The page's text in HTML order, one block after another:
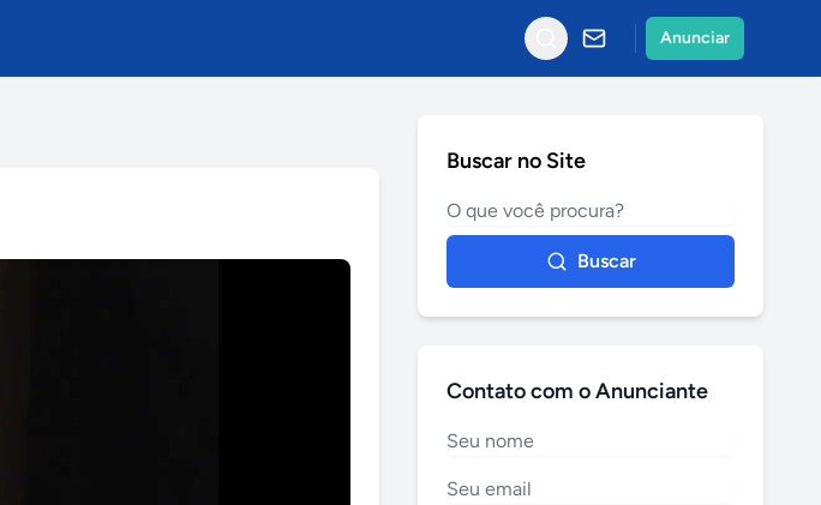
Anunciar
Buscar no Site
Buscar
Contato com o Anunciante